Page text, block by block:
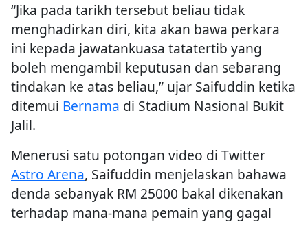
“Jika pada tarikh tersebut beliau tidak
menghadirkan diri, kita akan bawa perkara
ini kepada jawatankuasa tatatertib yang
boleh mengambil keputusan dan sebarang
tindakan ke atas beliau,” ujar Saifuddin ketika
ditemui Bernama di Stadium Nasional Bukit
Jalil.
Menerusi satu potongan video di Twitter
Astro Arena, Saifuddin menjelaskan bahawa
denda sebanyak RM 25000 bakal dikenakan
terhadap mana-mana pemain yang gagal